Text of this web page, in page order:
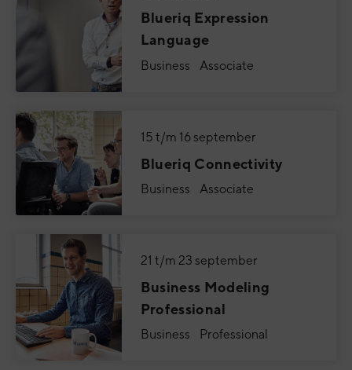
Blueriq Expression
Language
Business Associate
15 t/m 16 september
Blueriq Connectivity
Business Associate
21 t/m 23 september
Business Modeling
Professional
Business Professional